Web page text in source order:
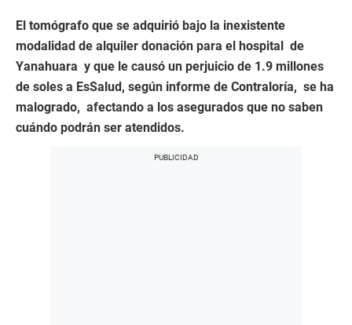
El tomógrafo que se adquirió bajo la inexistente
modalidad de alquiler donación para el hospital de
Yanahuara y que le causó un perjuicio de 1.9 millones
de soles a EsSalud, según informe de Contraloría, se ha
malogrado, afectando a los asegurados que no saben
cuándo podrán ser atendidos.